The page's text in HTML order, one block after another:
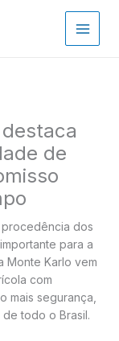
de
procedência dos
para a
Monte Karlo vem
com
mais segurança,
todo o Brasil.